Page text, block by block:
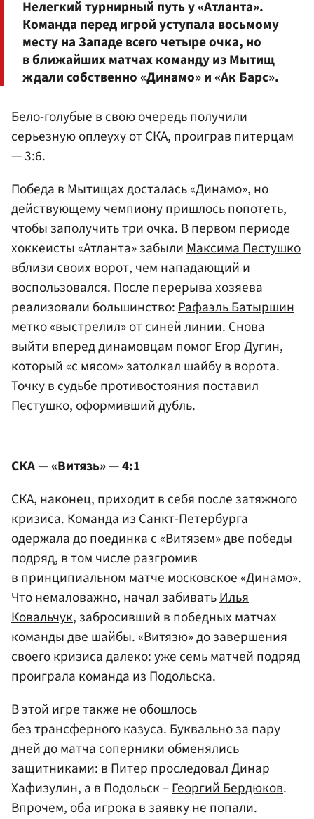
Нелегкий турнирный путь у «Атланта».
Команда перед игрой уступала восьмому
месту на Западе всего четыре очка, но
в ближайших матчах команду из Мытищ
ждали собственно «Динамо» и «Ак Барс».
Бело-голубые в свою очередь получили
серьезную оплеуху от СКА, проиграв питерцам
— 3:6.
Победа в Мытищах досталась «Динамо», но
действующему чемпиону пришлось попотеть,
чтобы заполучить три очка. В первом периоде
хоккеисты «Атланта» забылиМаксима Пестушко
вблизи своих ворот, чем нападающий и
воспользовался. После перерыва хозяева
реализовали большинство:Рафаэль Батыршин
метко «выстрелил» от синей линии. Снова
выйти вперед динамовцам помогЕгор Дугин,
который «с мясом» затолкал шайбу в ворота.
Точку в судьбе противостояния поставил
Пестушко, оформивший дубль.
СКА — «Витязь» — 4:1
СКА, наконец, приходит в себя после затяжного
кризиса. Команда из Санкт-Петербурга
одержала до поединка с «Витязем» две победы
подряд, в том числе разгромив
в принципиальном матче московское «Динамо».
Что немаловажно, начал забиватьИлья
Ковальчук, забросивший в победных матчах
команды две шайбы. «Витязю» до завершения
своего кризиса далеко: уже семь матчей подряд
проиграла команда из Подольска.
В этой игре также не обошлось
без трансферного казуса. Буквально за пару
дней до матча соперники обменялись
защитниками: в Питер проследовал Динар
Хафизулин, а в Подольск –Георгий Бердюков.
Впрочем, оба игрока в заявку не попали.